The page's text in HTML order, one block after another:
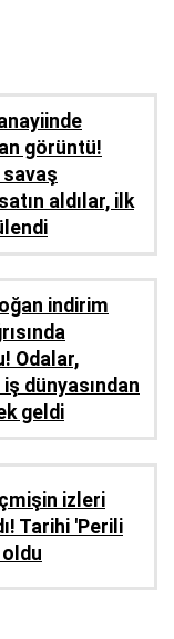
görüntü!
savaş
aldılar, ilk
indirim
Odalar,
dünyasından
geldi
izleri
Tarihi 'Perili